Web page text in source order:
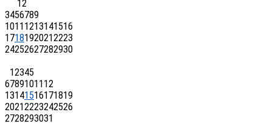
12
3456789
1011 1213141516
17181920212223
24252627282930
12345
67891011 12
13141516171819
20212223242526
2728293031